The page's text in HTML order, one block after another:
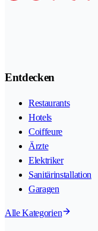
Entdecken
Restaurants
Hotels
Coiffeure
Ärzte
Elektriker
Sanitärinstallation
Garagen
Alle Kategorien